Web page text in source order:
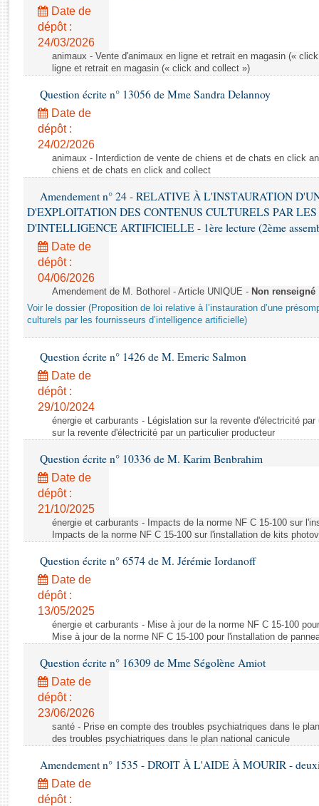
Rapports législatifs
Rapports sur l'application des lois
Baromètre de l’application des lois
Dossiers législatifs
Budget et sécurité sociale
Questions écrites et orales
Comptes rendus des débats
Date de
dépôt :
24/03/2026
animaux - Vente d'animaux en ligne et retrait en magasin («
ligne et retrait en magasin (« click and collect »)
Question écrite n° 13056 de Mme Sandra Delannoy
Date de
dépôt :
24/02/2026
animaux - Interdiction de vente de chiens et de chats en click
chiens et de chats en click and collect
Amendement n° 24 - RELATIVE À L'INSTAURATION
D'EXPLOITATION DES CONTENUS CULTURELS PAR LES
D'INTELLIGENCE ARTIFICIELLE - 1ère lecture (2ème
Date de
dépôt :
04/06/2026
Amendement de M. Bothorel - Article UNIQUE - Non renseigné
Voir le dossier (Proposition de loi relative à l’instauration d’une
culturels par les fournisseurs d’intelligence artificielle)
Question écrite n° 1426 de M. Emeric Salmon
Date de
dépôt :
29/10/2024
énergie et carburants - Législation sur la revente d'électricité
sur la revente d'électricité par un particulier producteur
Question écrite n° 10336 de M. Karim Benbrahim
Date de
dépôt :
21/10/2025
énergie et carburants - Impacts de la norme NF C 15-100 sur
Impacts de la norme NF C 15-100 sur l'installation de kits
Question écrite n° 6574 de M. Jérémie Iordanoff
Date de
dépôt :
13/05/2025
énergie et carburants - Mise à jour de la norme NF C 15-100
Mise à jour de la norme NF C 15-100 pour l'installation de
Question écrite n° 16309 de Mme Ségolène Amiot
Date de
dépôt :
23/06/2026
santé - Prise en compte des troubles psychiatriques dans le
des troubles psychiatriques dans le plan national canicule
Amendement n° 1535 - DROIT À L'AIDE À MOURIR -
Date de
dépôt :